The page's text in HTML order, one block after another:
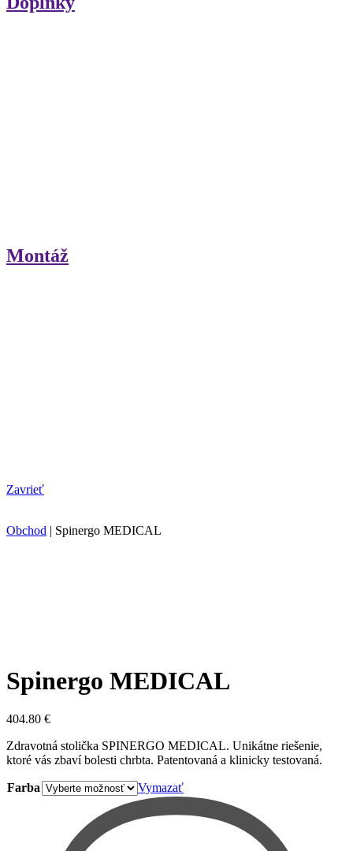
Montáž
Zavrieť
Obchod | Spinergo MEDICAL
Spinergo MEDICAL
404.80 €
Zdravotná stolička SPINERGO MEDICAL. Unikátne riešenie,
ktoré vás zbaví bolesti chrbta. Patentovaná a klinicky testovaná.
Farba Vymazať